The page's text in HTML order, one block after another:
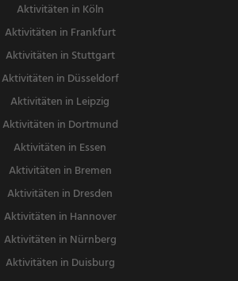
Aktivitäten in Köln
Aktivitäten in Frankfurt
Aktivitäten in Stuttgart
Aktivitäten in Düsseldorf
Aktivitäten in Leipzig
Aktivitäten in Dortmund
Aktivitäten in Essen
Aktivitäten in Bremen
Aktivitäten in Dresden
Aktivitäten in Hannover
Aktivitäten in Nürnberg
Aktivitäten in Duisburg